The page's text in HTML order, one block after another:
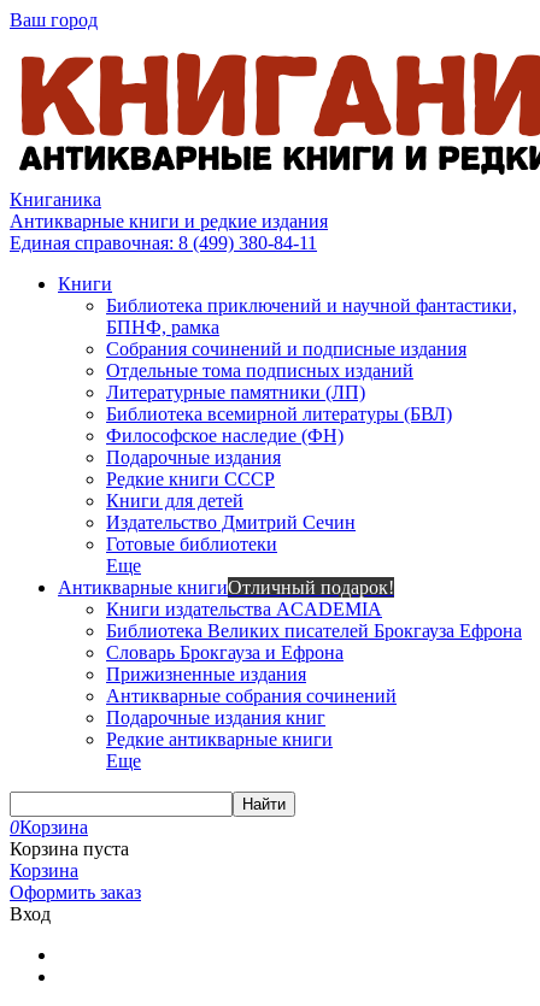
Ваш город
Книганика
Антикварные книги и редкие издания
Единая справочная: 8 (499) 380-84-11
Книги
Библиотека приключений и научной фантастики,
БПНФ, рамка
Собрания сочинений и подписные издания
Отдельные тома подписных изданий
Литературные памятники (ЛП)
Библиотека всемирной литературы (БВЛ)
Философское наследие (ФН)
Подарочные издания
Редкие книги СССР
Книги для детей
Издательство Дмитрий Сечин
Готовые библиотеки
Еще
Антикварные книгиОтличный подарок!
Книги издательства ACADEMIA
Библиотека Великих писателей Брокгауза Ефрона
Словарь Брокгауза и Ефрона
Прижизненные издания
Антикварные собрания сочинений
Подарочные издания книг
Редкие антикварные книги
Еще
Найти
0Корзина
Корзина пуста
Корзина
Оформить заказ
Вход